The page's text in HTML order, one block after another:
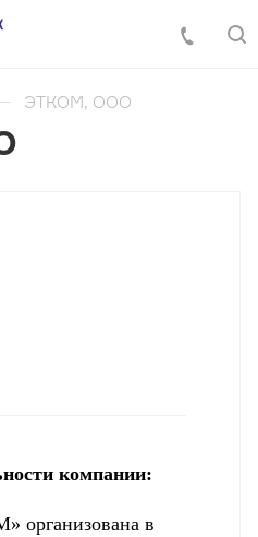
ЭТКОМ, ООО
компании:
организована в